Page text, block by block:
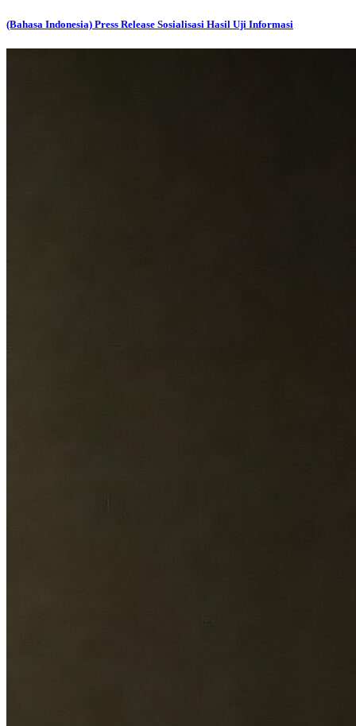
(Bahasa Indonesia) Press Release Sosialisasi Hasil Uji Informasi